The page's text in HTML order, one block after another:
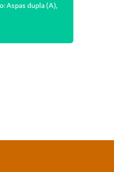
Aspas dupla (A),